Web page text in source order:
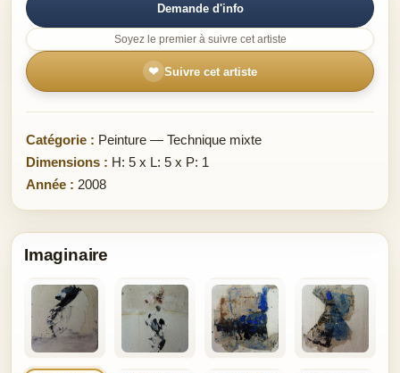
Demande d'info
Soyez le premier à suivre cet artiste
❤ Suivre cet artiste
Catégorie : Peinture — Technique mixte
Dimensions : H: 5 x L: 5 x P: 1
Année : 2008
Imaginaire